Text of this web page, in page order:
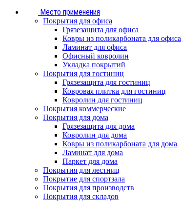
Место применения
Покрытия для офиса
Грязезащита для офиса
Ковры из поликарбоната для офиса
Ламинат для офиса
Офисный ковролин
Укладка покрытий
Покрытия для гостиниц
Грязезащита для гостиниц
Ковровая плитка для гостиниц
Ковролин для гостиниц
Покрытия коммерческие
Покрытия для дома
Грязезащита для дома
Ковролин для дома
Ковры из поликарбоната для дома
Ламинат для дома
Паркет для дома
Покрытия для лестниц
Покрытие для спортзала
Покрытия для производств
Покрытия для складов